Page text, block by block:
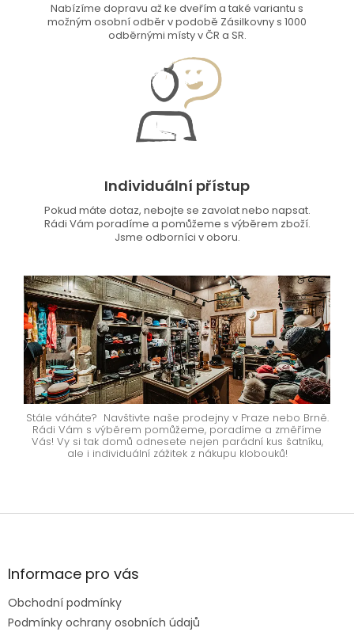
Nabízíme dopravu až ke dveřím a také variantu s
možným osobní odběr v podobě Zásilkovny s 1000
odběrnými místy v ČR a SR.
Individuální přístup
Pokud máte dotaz, nebojte se zavolat nebo napsat.
Rádi Vám poradíme a pomůžeme s výběrem zboží.
Jsme odborníci v oboru.
Stále váháte? Navštivte naše prodejny v Praze nebo Brně.
Rádi Vám s výběrem pomůžeme, poradíme a změříme
Vás! Vy si tak domů odnesete nejen parádní kus šatníku,
ale i individuální zážitek z nákupu klobouků!
Z
aInformace pro vás
Obchodní podmínky
Podmínky ochrany osobních údajů